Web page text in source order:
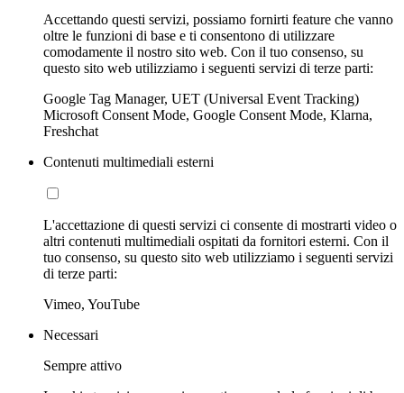
Accettando questi servizi, possiamo fornirti feature che vanno
oltre le funzioni di base e ti consentono di utilizzare
comodamente il nostro sito web. Con il tuo consenso, su
questo sito web utilizziamo i seguenti servizi di terze parti:
Google Tag Manager, UET (Universal Event Tracking)
Microsoft Consent Mode, Google Consent Mode, Klarna,
Freshchat
Contenuti multimediali esterni
L'accettazione di questi servizi ci consente di mostrarti video o
altri contenuti multimediali ospitati da fornitori esterni. Con il
tuo consenso, su questo sito web utilizziamo i seguenti servizi
di terze parti:
Vimeo, YouTube
Necessari
Sempre attivo